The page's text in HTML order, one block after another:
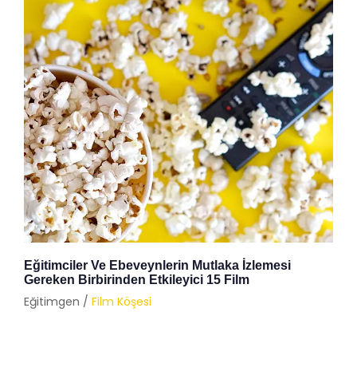
Eğitimciler Ve Ebeveynlerin Mutlaka İzlemesi
Gereken Birbirinden Etkileyici 15 Film
Eğitimgen / Film Köşesi